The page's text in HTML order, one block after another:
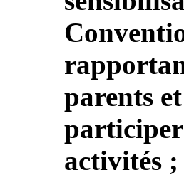
parents
participer
activités ;